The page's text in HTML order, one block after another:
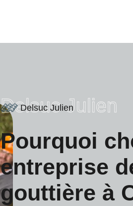
Delsuc Julien
Delsuc Julien
Pourquoi
entreprise
gouttière à